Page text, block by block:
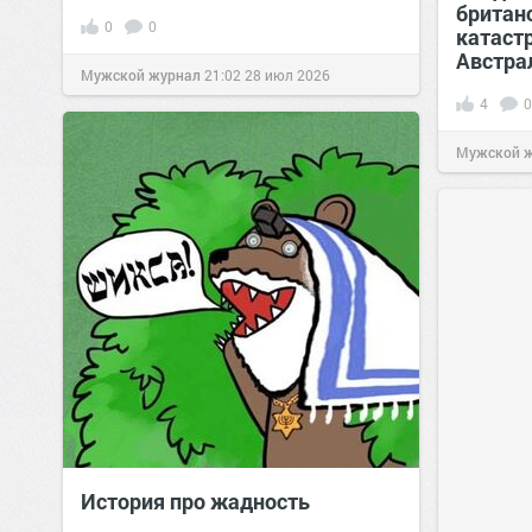
0 0
Мужской журнал 21:02 28 июл 2026
4 0
Мужской
История про жадность